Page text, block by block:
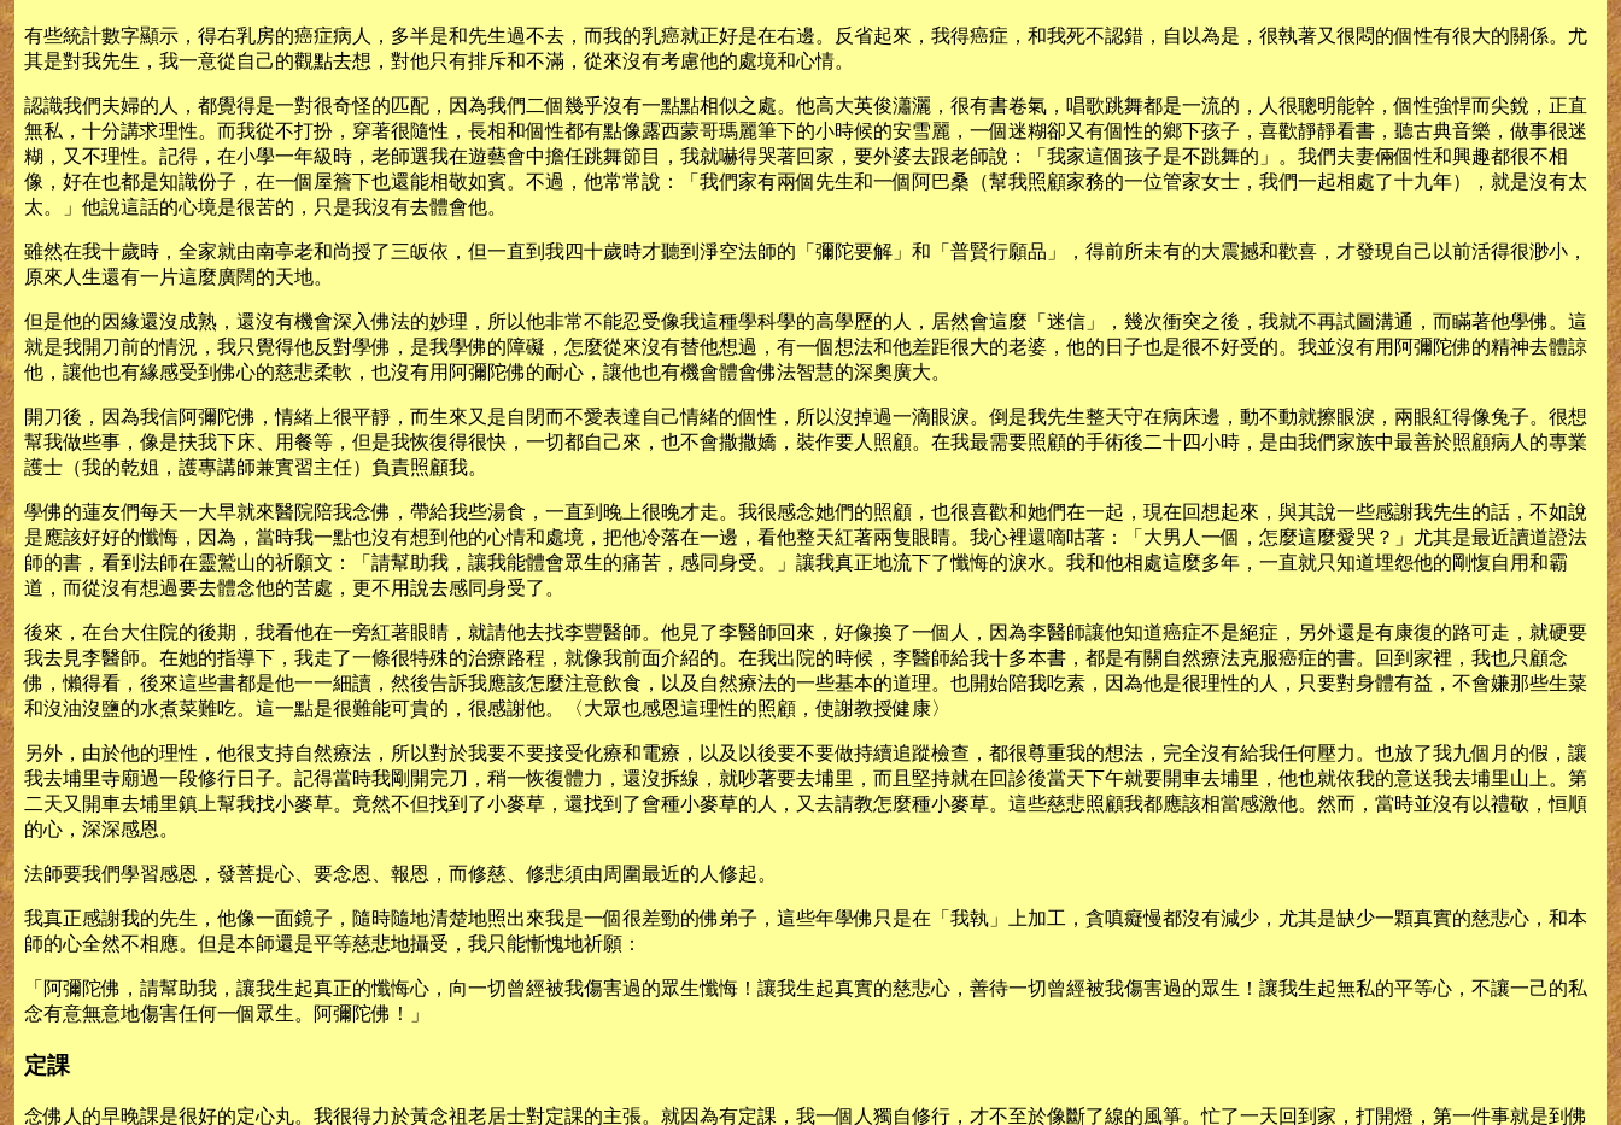
有些統計數字顯示，得右乳房的癌症病人，多半是和先生過不去，而我的乳癌就正好是在右邊。反省起來，我得癌症，和我死不認錯，自以為是，很執著又很悶的個性有很大的關係。尤
其是對我先生，我一意從自己的觀點去想，對他只有排斥和不滿，從來沒有考慮他的處境和心情。
認識我們夫婦的人，都覺得是一對很奇怪的匹配，因為我們二個幾乎沒有一點點相似之處。他高大英俊瀟灑，很有書卷氣，唱歌跳舞都是一流的，人很聰明能幹，個性強悍而尖銳，正直
無私，十分講求理性。而我從不打扮，穿著很隨性，長相和個性都有點像露西蒙哥瑪麗筆下的小時候的安雪麗，一個迷糊卻又有個性的鄉下孩子，喜歡靜靜看書，聽古典音樂，做事很迷
糊，又不理性。記得，在小學一年級時，老師選我在遊藝會中擔任跳舞節目，我就嚇得哭著回家，要外婆去跟老師說：「我家這個孩子是不跳舞的」。我們夫妻倆個性和興趣都很不相
像，好在也都是知識份子，在一個屋簷下也還能相敬如賓。不過，他常常說：「我們家有兩個先生和一個阿巴桑（幫我照顧家務的一位管家女士，我們一起相處了十九年），就是沒有太
太。」他說這話的心境是很苦的，只是我沒有去體會他。
雖然在我十歲時，全家就由南亭老和尚授了三皈依，但一直到我四十歲時才聽到淨空法師的「彌陀要解」和「普賢行願品」，得前所未有的大震撼和歡喜，才發現自己以前活得很渺小，
原來人生還有一片這麼廣闊的天地。
但是他的因緣還沒成熟，還沒有機會深入佛法的妙理，所以他非常不能忍受像我這種學科學的高學歷的人，居然會這麼「迷信」，幾次衝突之後，我就不再試圖溝通，而瞞著他學佛。這
就是我開刀前的情況，我只覺得他反對學佛，是我學佛的障礙，怎麼從來沒有替他想過，有一個想法和他差距很大的老婆，他的日子也是很不好受的。我並沒有用阿彌陀佛的精神去體諒
他，讓他也有緣感受到佛心的慈悲柔軟，也沒有用阿彌陀佛的耐心，讓他也有機會體會佛法智慧的深奧廣大。
開刀後，因為我信阿彌陀佛，情緒上很平靜，而生來又是自閉而不愛表達自己情緒的個性，所以沒掉過一滴眼淚。倒是我先生整天守在病床邊，動不動就擦眼淚，兩眼紅得像兔子。很想
幫我做些事，像是扶我下床、用餐等，但是我恢復得很快，一切都自己來，也不會撒撒嬌，裝作要人照顧。在我最需要照顧的手術後二十四小時，是由我們家族中最善於照顧病人的專業
護士（我的乾姐，護專講師兼實習主任）負責照顧我。
學佛的蓮友們每天一大早就來醫院陪我念佛，帶給我些湯食，一直到晚上很晚才走。我很感念她們的照顧，也很喜歡和她們在一起，現在回想起來，與其說一些感謝我先生的話，不如說
是應該好好的懺悔，因為，當時我一點也沒有想到他的心情和處境，把他冷落在一邊，看他整天紅著兩隻眼睛。我心裡還嘀咕著：「大男人一個，怎麼這麼愛哭？」尤其是最近讀道證法
師的書，看到法師在靈鷲山的祈願文：「請幫助我，讓我能體會眾生的痛苦，感同身受。」讓我真正地流下了懺悔的淚水。我和他相處這麼多年，一直就只知道埋怨他的剛愎自用和霸
道，而從沒有想過要去體念他的苦處，更不用說去感同身受了。
後來，在台大住院的後期，我看他在一旁紅著眼睛，就請他去找李豐醫師。他見了李醫師回來，好像換了一個人，因為李醫師讓他知道癌症不是絕症，另外還是有康復的路可走，就硬要
我去見李醫師。在她的指導下，我走了一條很特殊的治療路程，就像我前面介紹的。在我出院的時候，李醫師給我十多本書，都是有關自然療法克服癌症的書。回到家裡，我也只顧念
佛，懶得看，後來這些書都是他一一細讀，然後告訴我應該怎麼注意飲食，以及自然療法的一些基本的道理。也開始陪我吃素，因為他是很理性的人，只要對身體有益，不會嫌那些生菜
和沒油沒鹽的水煮菜難吃。這一點是很難能可貴的，很感謝他。〈大眾也感恩這理性的照顧，使謝教授健康〉
另外，由於他的理性，他很支持自然療法，所以對於我要不要接受化療和電療，以及以後要不要做持續追蹤檢查，都很尊重我的想法，完全沒有給我任何壓力。也放了我九個月的假，讓
我去埔里寺廟過一段修行日子。記得當時我剛開完刀，稍一恢復體力，還沒拆線，就吵著要去埔里，而且堅持就在回診後當天下午就要開車去埔里，他也就依我的意送我去埔里山上。第
二天又開車去埔里鎮上幫我找小麥草。竟然不但找到了小麥草，還找到了會種小麥草的人，又去請教怎麼種小麥草。這些慈悲照顧我都應該相當感激他。然而，當時並沒有以禮敬，恒順
的心，深深感恩。
法師要我們學習感恩，發菩提心、要念恩、報恩，而修慈、修悲須由周圍最近的人修起。
我真正感謝我的先生，他像一面鏡子，隨時隨地清楚地照出來我是一個很差勁的佛弟子，這些年學佛只是在「我執」上加工，貪嗔癡慢都沒有減少，尤其是缺少一顆真實的慈悲心，和本
師的心全然不相應。但是本師還是平等慈悲地攝受，我只能慚愧地祈願：
「阿彌陀佛，請幫助我，讓我生起真正的懺悔心，向一切曾經被我傷害過的眾生懺悔！讓我生起真實的慈悲心，善待一切曾經被我傷害過的眾生！讓我生起無私的平等心，不讓一己的私
念有意無意地傷害任何一個眾生。阿彌陀佛！」
定課
念佛人的早晚課是很好的定心丸。我很得力於黃念祖老居士對定課的主張。就因為有定課，我一個人獨自修行，才不至於像斷了線的風箏。忙了一天回到家，打開燈，第一件事就是到佛